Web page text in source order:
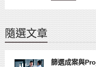
隨選文章
篩選成案與